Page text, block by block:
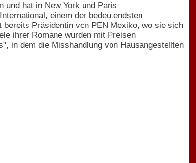
und hat in New York und Paris
, einem der bedeutendsten
Präsidentin von PEN Mexiko, wo sie sich
ihrer Romane wurden mit Preisen
in dem die Misshandlung von Hausangestellten